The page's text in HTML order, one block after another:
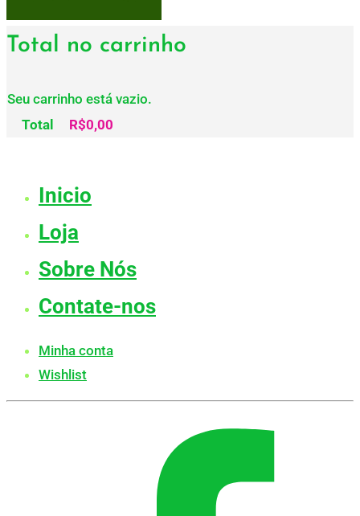
Total no carrinho
Seu carrinho está vazio.
Total
R$0,00
Inicio
Loja
Sobre Nós
Contate-nos
Minha conta
Wishlist